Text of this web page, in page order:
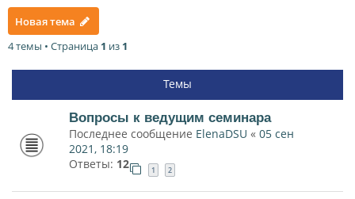
Новая тема
4 темы • Страница 1 из 1
Темы
Вопросы к ведущим семинара
Последнее сообщение ElenaDSU « 05 сен
2021, 18:19
Ответы: 12 1 2